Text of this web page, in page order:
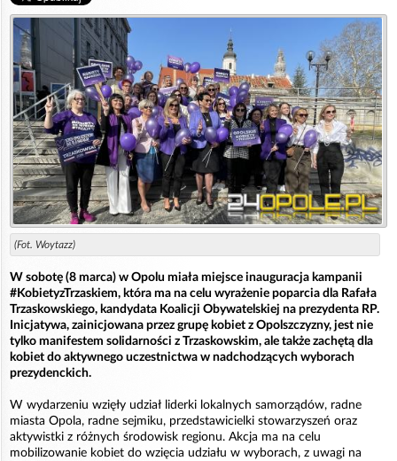
(Fot. Woytazz)
W sobotę (8 marca) w Opolu miała miejsce inauguracja kampanii
#KobietyzTrzaskiem, która ma na celu wyrażenie poparcia dla Rafała
Trzaskowskiego, kandydata Koalicji Obywatelskiej na prezydenta RP.
Inicjatywa, zainicjowana przez grupę kobiet z Opolszczyzny, jest nie
tylko manifestem solidarności z Trzaskowskim, ale także zachętą dla
kobiet do aktywnego uczestnictwa w nadchodzących wyborach
prezydenckich.
W wydarzeniu wzięły udział liderki lokalnych samorządów, radne
miasta Opola, radne sejmiku, przedstawicielki stowarzyszeń oraz
aktywistki z różnych środowisk regionu. Akcja ma na celu
mobilizowanie kobiet do wzięcia udziału w wyborach, z uwagi na